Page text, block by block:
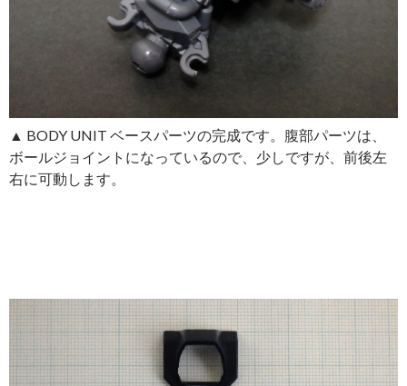
▲ BODY UNIT ベースパーツの完成です。腹部パーツは、
ボールジョイントになっているので、少しですが、前後左
右に可動します。